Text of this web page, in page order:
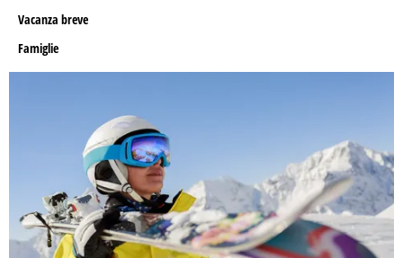
Vacanza breve
Famiglie